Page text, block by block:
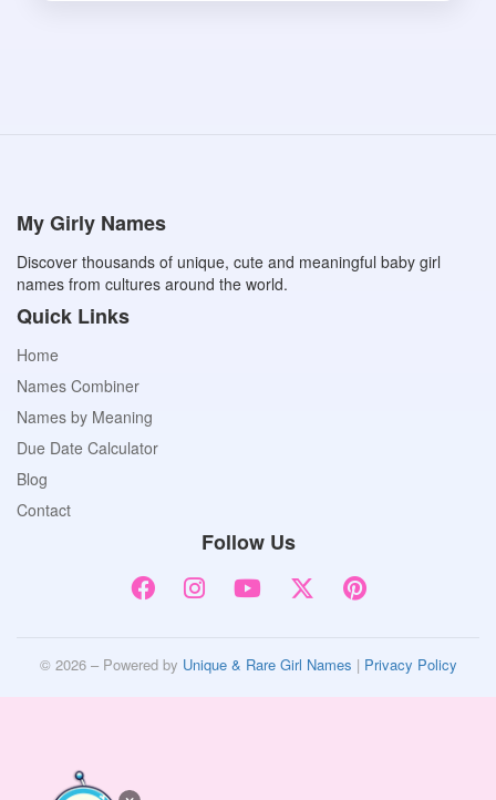
My Girly Names
Discover thousands of unique, cute and meaningful baby girl
names from cultures around the world.
Quick Links
Home
Names Combiner
Names by Meaning
Due Date Calculator
Blog
Contact
Follow Us
© 2026 – Powered by Unique & Rare Girl Names | Privacy Policy